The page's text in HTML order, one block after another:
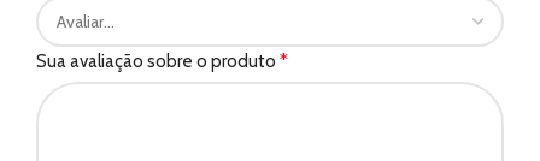
Sua avaliação sobre o produto *